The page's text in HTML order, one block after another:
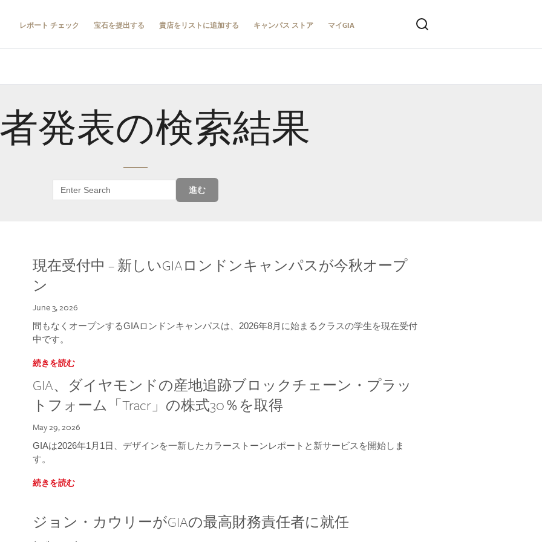
レポート チェック 宝石を提出する 貴店をリストに追加する キャンパス ストア マイGIA
発表の検索結果
進む
現在受付中 – 新しいGIAロンドンキャンパスが今秋オープ
ン
June 3, 2026
間もなくオープンするGIAロンドンキャンパスは、2026年8月に始まるクラスの学生を現在受付
中です。
続きを読む
GIA、ダイヤモンドの産地追跡ブロックチェーン・プラッ
トフォーム「Tracr」の株式30％を取得
May 29, 2026
GIAは2026年1月1日、デザインを一新したカラーストーンレポートと新サービスを開始しま
す。
続きを読む
ジョン・カウリーがGIAの最高財務責任者に就任